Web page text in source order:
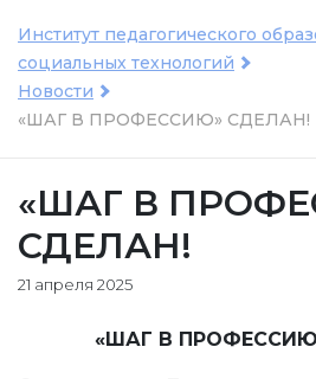
Институт педагогического
социальных технологий
Новости
«ШАГ В ПРОФЕССИЮ» СДЕЛАН!
«ШАГ В
СДЕЛАН!
21 апреля 2025
«ШАГ В